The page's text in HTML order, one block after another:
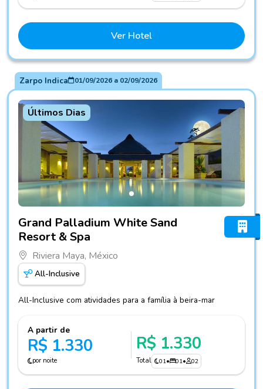
Ver Hotel
Zarpo Indica 01/09/2026a 02/09/2026
Últimos Dias
Fotos do hotel Grand Palladium White Sand Resort & Spa
Grand Palladium White Sand
Resort & Spa
Riviera Maya, México
All-Inclusive
All-Inclusive com atividades para a família à beira-mar
A partir de
R$ 1.330
por noite
R$ 1.330
Total 01• 01• 02